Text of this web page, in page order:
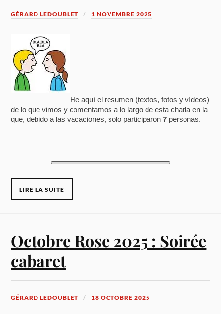
GÉRARD LEDOUBLET 1 NOVEMBRE 2025
He aquí el resumen (textos, fotos y vídeos)
de lo que vimos y comentamos a lo largo de esta charla en la
que, debido a las vacaciones, solo participaron7 personas.
LIRE LA SUITE
Octobre Rose 2025 : Soirée
cabaret
GÉRARD LEDOUBLET 18 OCTOBRE 2025